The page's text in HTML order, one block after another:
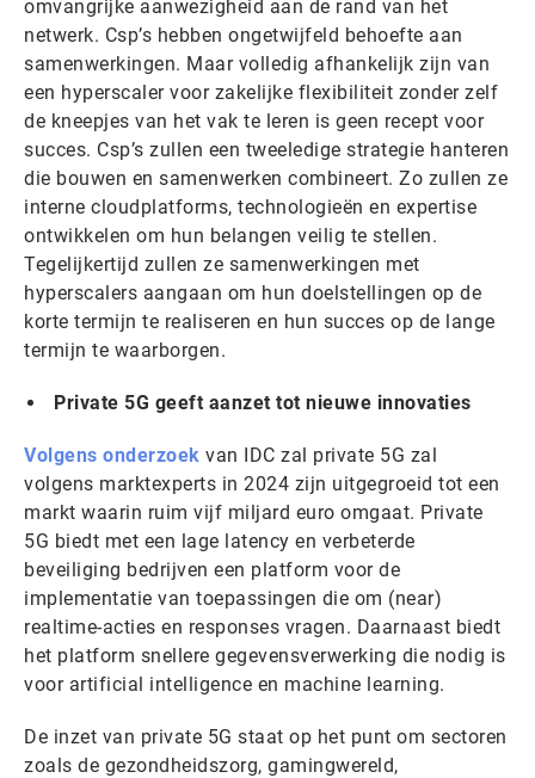
omvangrijke aanwezigheid aan de rand van het
netwerk. Csp’s hebben ongetwijfeld behoefte aan
samenwerkingen. Maar volledig afhankelijk zijn van
een hyperscaler voor zakelijke flexibiliteit zonder zelf
de kneepjes van het vak te leren is geen recept voor
succes. Csp’s zullen een tweeledige strategie hanteren
die bouwen en samenwerken combineert. Zo zullen ze
interne cloudplatforms, technologieën en expertise
ontwikkelen om hun belangen veilig te stellen.
Tegelijkertijd zullen ze samenwerkingen met
hyperscalers aangaan om hun doelstellingen op de
korte termijn te realiseren en hun succes op de lange
termijn te waarborgen.
Private 5G geeft aanzet tot nieuwe innovaties
Volgens onderzoek van IDC zal private 5G zal
volgens marktexperts in 2024 zijn uitgegroeid tot een
markt waarin ruim vijf miljard euro omgaat. Private
5G biedt met een lage latency en verbeterde
beveiliging bedrijven een platform voor de
implementatie van toepassingen die om (near)
realtime-acties en responses vragen. Daarnaast biedt
het platform snellere gegevensverwerking die nodig is
voor artificial intelligence en machine learning.
De inzet van private 5G staat op het punt om sectoren
zoals de gezondheidszorg, gamingwereld,